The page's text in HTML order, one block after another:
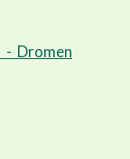
- Dromen